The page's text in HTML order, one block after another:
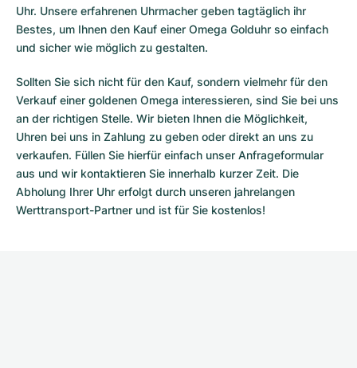
Uhr. Unsere erfahrenen Uhrmacher geben tagtäglich ihr
Bestes, um Ihnen den Kauf einer Omega Golduhr so einfach
und sicher wie möglich zu gestalten.
Sollten Sie sich nicht für den Kauf, sondern vielmehr für den
Verkauf einer goldenen Omega interessieren, sind Sie bei uns
an der richtigen Stelle. Wir bieten Ihnen die Möglichkeit,
Uhren bei uns in Zahlung zu geben oder direkt an uns zu
verkaufen. Füllen Sie hierfür einfach unser Anfrageformular
aus und wir kontaktieren Sie innerhalb kurzer Zeit. Die
Abholung Ihrer Uhr erfolgt durch unseren jahrelangen
Werttransport-Partner und ist für Sie kostenlos!